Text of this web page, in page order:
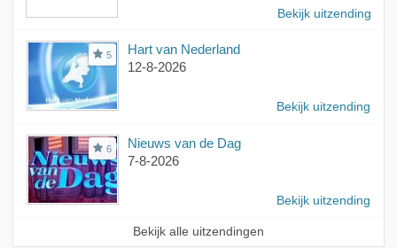
Bekijk uitzending
5
Hart van Nederland
12-8-2026
Bekijk uitzending
6
Nieuws van de Dag
7-8-2026
Bekijk uitzending
Bekijk alle uitzendingen